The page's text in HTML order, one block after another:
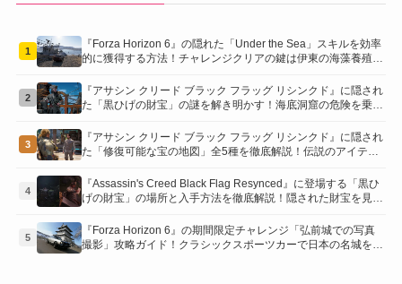
1
『Forza Horizon 6』の隠れた「Under the Sea」スキルを効率
的に獲得する方法！チャレンジクリアの鍵は伊東の海藻養殖場
2
『アサシン クリード ブラック フラッグ リシンクド』に隠され
た「黒ひげの財宝」の謎を解き明かす！海底洞窟の危険を乗り
3
『アサシン クリード ブラック フラッグ リシンクド』に隠され
た「修復可能な宝の地図」全5種を徹底解説！伝説のアイテム
コツを紹介！
4
『Assassin's Creed Black Flag Resynced』に登場する「黒ひ
げの財宝」の場所と入手方法を徹底解説！隠された財宝を見つ
5
『Forza Horizon 6』の期間限定チャレンジ「弘前城での写真
撮影」攻略ガイド！クラシックスポーツカーで日本の名城を駆